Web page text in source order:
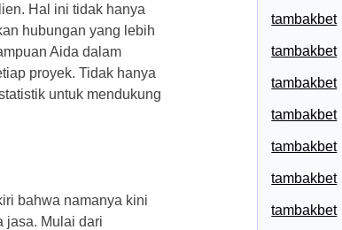
Hal ini tidak hanya
hubungan yang lebih
Aida dalam
proyek. Tidak hanya
untuk mendukung
bahwa namanya kini
jasa. Mulai dari
tambakbet
tambakbet
tambakbet
tambakbet
tambakbet
tambakbet
tambakbet